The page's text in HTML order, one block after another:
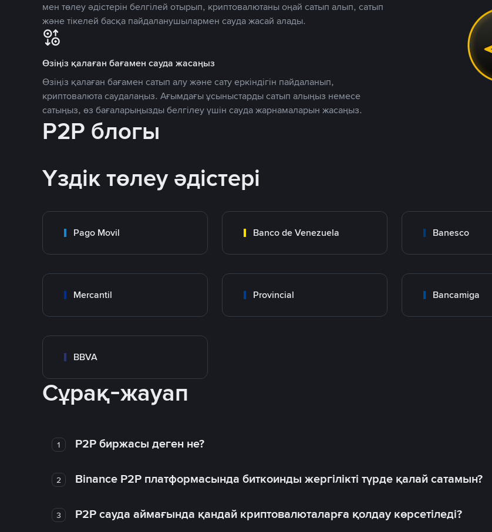
мен төлеу әдістерін белгілей отырып, криптовалютаны оңай сатып алып, сатып
және тікелей басқа пайдаланушылармен сауда жасай алады.
Өзіңіз қалаған бағамен сауда жасаңыз
Өзіңіз қалаған бағамен сатып алу және сату еркіндігін пайдаланып,
криптовалюта саудалаңыз. Ағымдағы ұсыныстарды сатып алыңыз немесе
сатыңыз, өз бағаларыңызды белгілеу үшін сауда жарнамаларын жасаңыз.
P2P блогы
Үздік төлеу әдістері
Pago Movil Banco de Venezuela Banesco
Mercantil Provincial Bancamiga
BBVA
Сұрақ-жауап
1 P2P биржасы деген не?
2 Binance P2P платформасында биткоинды жергілікті түрде қалай сатамын?
3 P2P сауда аймағында қандай криптовалюталарға қолдау көрсетіледі?